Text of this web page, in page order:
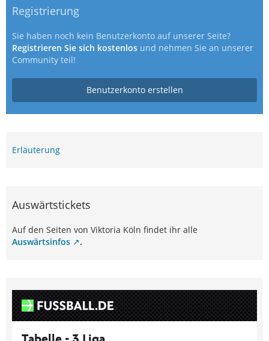
Registrierung
Sie haben noch kein Benutzerkonto auf unserer Seite?
Registrieren Sie sich kostenlos und nehmen Sie an unserer
Community teil!
Benutzerkonto erstellen
Erläuterung
Auswärtstickets
Auf den Seiten von Viktoria Köln findet ihr alle
Auswärtsinfos
.